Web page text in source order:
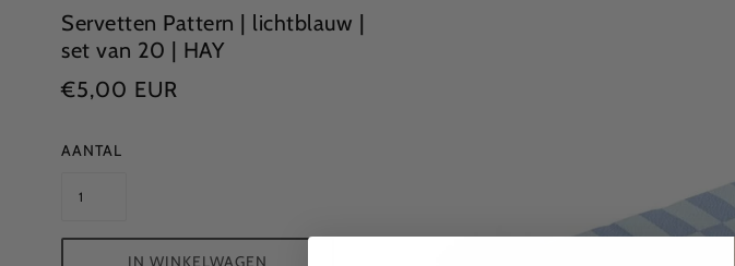
Servetten Pattern | lichtblauw |
set van 20 | HAY
€5,00 EUR
AANTAL
IN WINKELWAGEN